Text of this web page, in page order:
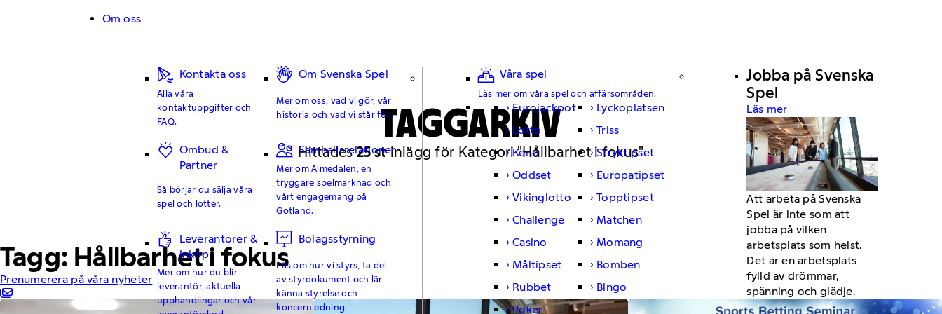
Om oss
Kontakta oss
Alla våra
kontaktuppgifter och
FAQ.
Om Svenska Spel
Mer om oss, vad vi gör, vår
historia och vad vi står för.
Ombud &
Partner
Så börjar du sälja våra
spel och lotter.
Samhällsrelationer
Mer om Almedalen, en
tryggare spelmarknad och
vårt engagemang på
Gotland.
Leverantörer &
inköp
Mer om hur du blir
leverantör, aktuella
upphandlingar och vår
Bolagsstyrning
Läs om hur vi styrs, ta del
av styrdokument och lär
känna styrelse och
koncernledning.
Våra spel
Läs mer om våra spel och affärsområden.
Eurojackpot
Lyckoplatsen
Lotto
Triss
Keno
Stryktipset
Oddset
Europatipset
Vikinglotto
Topptipset
Challenge
Matchen
Casino
Momang
Måltipset
Bomben
Rubbet
Bingo
Poker
Jobba på Svenska
Spel
Läs mer
Att arbeta på Svenska
Spel är inte som att
jobba på vilken
arbetsplats som helst.
Det är en arbetsplats
fylld av drömmar,
spänning och glädje.
TAGGARKIV
Hittades25 stinlägg för Kategori "Hållbarhet i fokus"
Tagg: Hållbarhet i fokus
Prenumerera på våra nyheter